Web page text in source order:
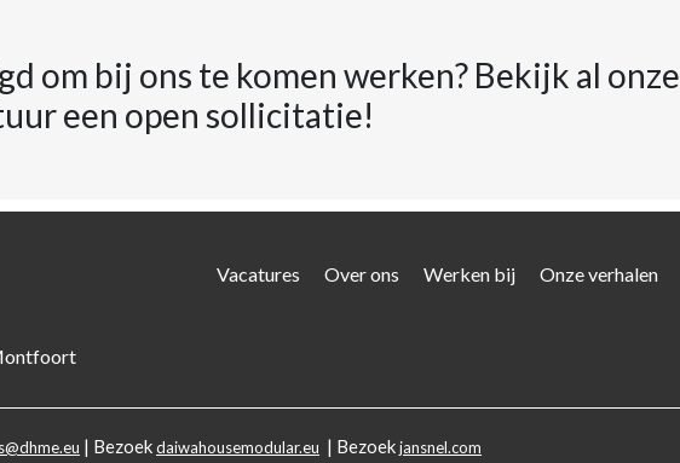
om bij ons te komen werken? Bekijk al onze
een open sollicitatie!
Vacatures Over ons Werken bij Onze verhalen
| Bezoekdaiwahousemodular.eu | Bezoekjansnel.com